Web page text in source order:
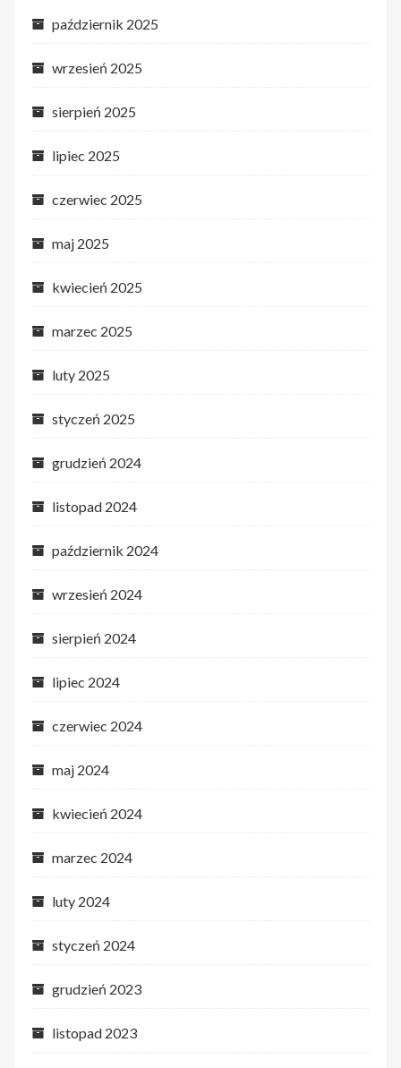
październik 2025
wrzesień 2025
sierpień 2025
lipiec 2025
czerwiec 2025
maj 2025
kwiecień 2025
marzec 2025
luty 2025
styczeń 2025
grudzień 2024
listopad 2024
październik 2024
wrzesień 2024
sierpień 2024
lipiec 2024
czerwiec 2024
maj 2024
kwiecień 2024
marzec 2024
luty 2024
styczeń 2024
grudzień 2023
listopad 2023